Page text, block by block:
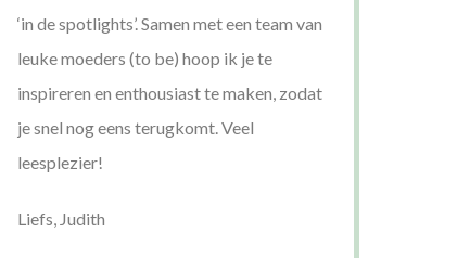
‘in de spotlights’. Samen met een team van
leuke moeders (to be) hoop ik je te
inspireren en enthousiast te maken, zodat
je snel nog eens terugkomt. Veel
leesplezier!
Liefs, Judith